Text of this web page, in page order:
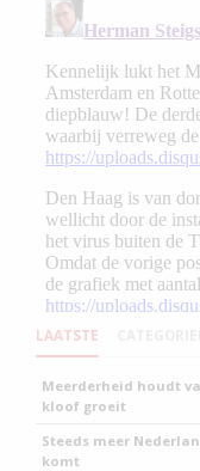
LAATSTE
Meerderheid houdt
kloof groeit
Steeds meer
komt